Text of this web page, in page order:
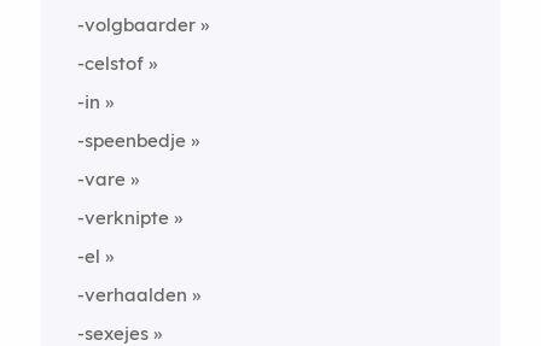
-volgbaarder
-celstof
-in
-speenbedje
-vare
-verknipte
-el
-verhaalden
-sexejes